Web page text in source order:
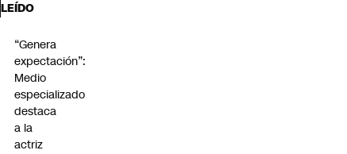
LEÍDO
“Genera
expectación”:
Medio
especializado
destaca
a la
actriz